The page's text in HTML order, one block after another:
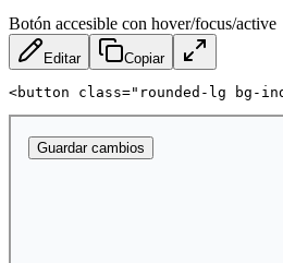
Botón accesible con hover/focus/active
Editar Copiar
<button class=" rounded-lg bg-